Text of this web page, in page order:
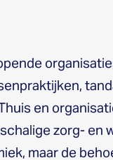
en
zorg- en
maar de